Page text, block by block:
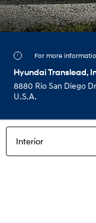
For more
Hyundai Translead,
8880 Rio San Diego
U.S.A.
Interior